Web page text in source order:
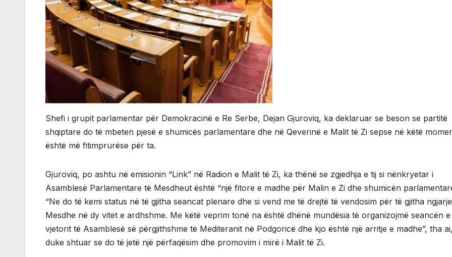
Shefi i grupit parlamentar për Demokracinë e Re Serbe, Dejan Gjuroviq, ka deklaruar se beson se partitë
shqiptare do të mbeten pjesë e shumicës parlamentare dhe në Qeverinë e Malit të Zi sepse në këtë
është më fitimprurëse për ta.
Gjuroviq, po ashtu në emisionin “Link” në Radion e Malit të Zi, ka thënë se zgjedhja e tij si nënkryetar i
Asamblesë Parlamentare të Mesdheut është “një fitore e madhe për Malin e Zi dhe shumicën
“Ne do të kemi status në të gjitha seancat plenare dhe si vend me të drejtë të vendosim për të gjitha
Mesdhe në dy vitet e ardhshme. Me këtë veprim tonë na është dhënë mundësia të organizojmë seancën e
vjetorit të Asamblesë së përgjithshme të Mediteranit në Podgoricë dhe kjo është një arritje e madhe”, tha ai,
duke shtuar se do të jetë një përfaqësim dhe promovim i mirë i Malit të Zi.